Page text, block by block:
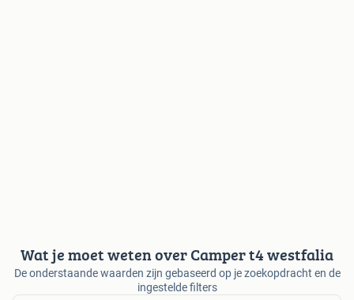
Wat je moet weten over Camper t4 westfalia
De onderstaande waarden zijn gebaseerd op je zoekopdracht en de
ingestelde filters